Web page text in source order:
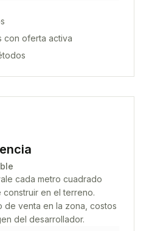
con oferta activa
cada metro cuadrado
en el terreno.
de venta en la zona, costos
del desarrollador.